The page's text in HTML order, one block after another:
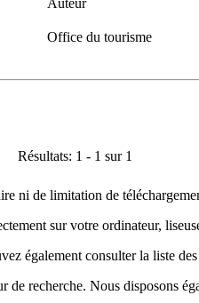
Auteur
Office du tourisme
Résultats: 1 - 1 sur 1
ni de limitation de
sur votre ordinateur,
également consulter la liste des
recherche. Nous disposons